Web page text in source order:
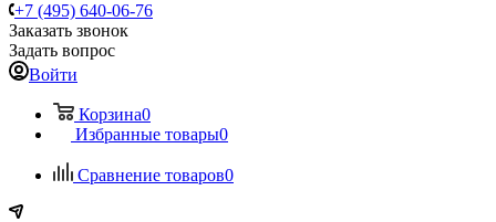
+7 (495) 640-06-76
Заказать звонок
Задать вопрос
Войти
Корзина0
Избранные товары0
Сравнение товаров0